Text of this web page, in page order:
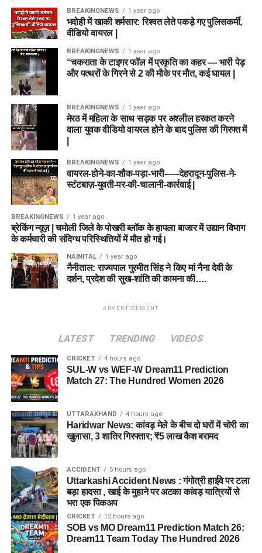
BREAKINGNEWS 1 year ago
भदोही में खाकी शर्मसार: रिश्वत लेते पकड़े गए पुलिसकर्मी,
वीडियो वायरल |
BREAKINGNEWS 1 year ago
“चकराता के टाइगर फॉल में प्रकृति का कहर — भारी पेड़
और पत्थरों के गिरने से 2 की मौके पर मौत, कई घायल |
BREAKINGNEWS 1 year ago
मेरठ में महिला के साथ सड़क पर अश्लील हरकत करने
वाला युवक वीडियो वायरल होने के बाद पुलिस की गिरफ्त में
BREAKINGNEWS 1 year ago
वायरल-होने-का-शौक-पड़ा-भारी-—-देहरादून-पुलिस-ने-
स्टंटबाज़-युवती-पर-की-चालानी-कार्रवाई |
BREAKINGNEWS 1 year ago
ब्रेकिंग न्यूज़ | चमोली जिले के पोखरी ब्लॉक के हापला बाजार में उद्यान विभाग
के कर्मचारी की संदिग्ध परिस्थितियों में मौत हो गई।
NAINITAL 1 year ago
नैनीताल: राज्यपाल गुरमीत सिंह ने किए मां नैना देवी के
दर्शन, प्रदेश की सुख-शांति की कामना की….
ADVERTISEMENT
LATEST TRENDING VIDEOS
CRICKET 4 hours ago
SUL-W vs WEF-W Dream11 Prediction
Match 27: The Hundred Women 2026
UTTARAKHAND 4 hours ago
Haridwar News: कांवड़ मेले के बीच दो घरों में चोरी का
खुलासा, 3 शातिर गिरफ्तार; ₹5 लाख कैश बरामद
ACCIDENT 5 hours ago
Uttarkashi Accident News : गंगोत्री हाईवे पर टला
बड़ा हादसा , खाई के मुहाने पर अटका कांवड़ यात्रियों से
भरा एक पिकअप
CRICKET 12 hours ago
SOB vs MO Dream11 Prediction Match 26:
Dream11 Team Today The Hundred 2026